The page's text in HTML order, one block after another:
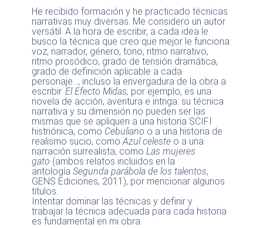
He recibido formación y he practicado técnicas
narrativas muy diversas. Me considero un autor
versátil. A la hora de escribir, a cada idea le
busco la técnica que creo que mejor le funciona:
voz, narrador, género, tono, ritmo narrativo,
ritmo prosódico, grado de tensión dramática,
grado de definición aplicable a cada
personaje…, incluso la envergadura de la obra a
escribir. El Efecto Midas, por ejemplo, es una
novela de acción, aventura e intriga: su técnica
narrativa y su dimensión no pueden ser las
mismas que se apliquen a una historia SCIFI
histriónica, como Cebuliano o a una historia de
realismo sucio, comoAzul celesteo a una
narración surrealista, como Las mujeres
gato (ambos relatos incluidos en la
antología Segunda parábola de los talentos,
GENS Ediciones, 2011), por mencionar algunos
títulos.
Intentar dominar las técnicas y definir y
trabajar la técnica adecuada para cada historia
es fundamental en mi obra.